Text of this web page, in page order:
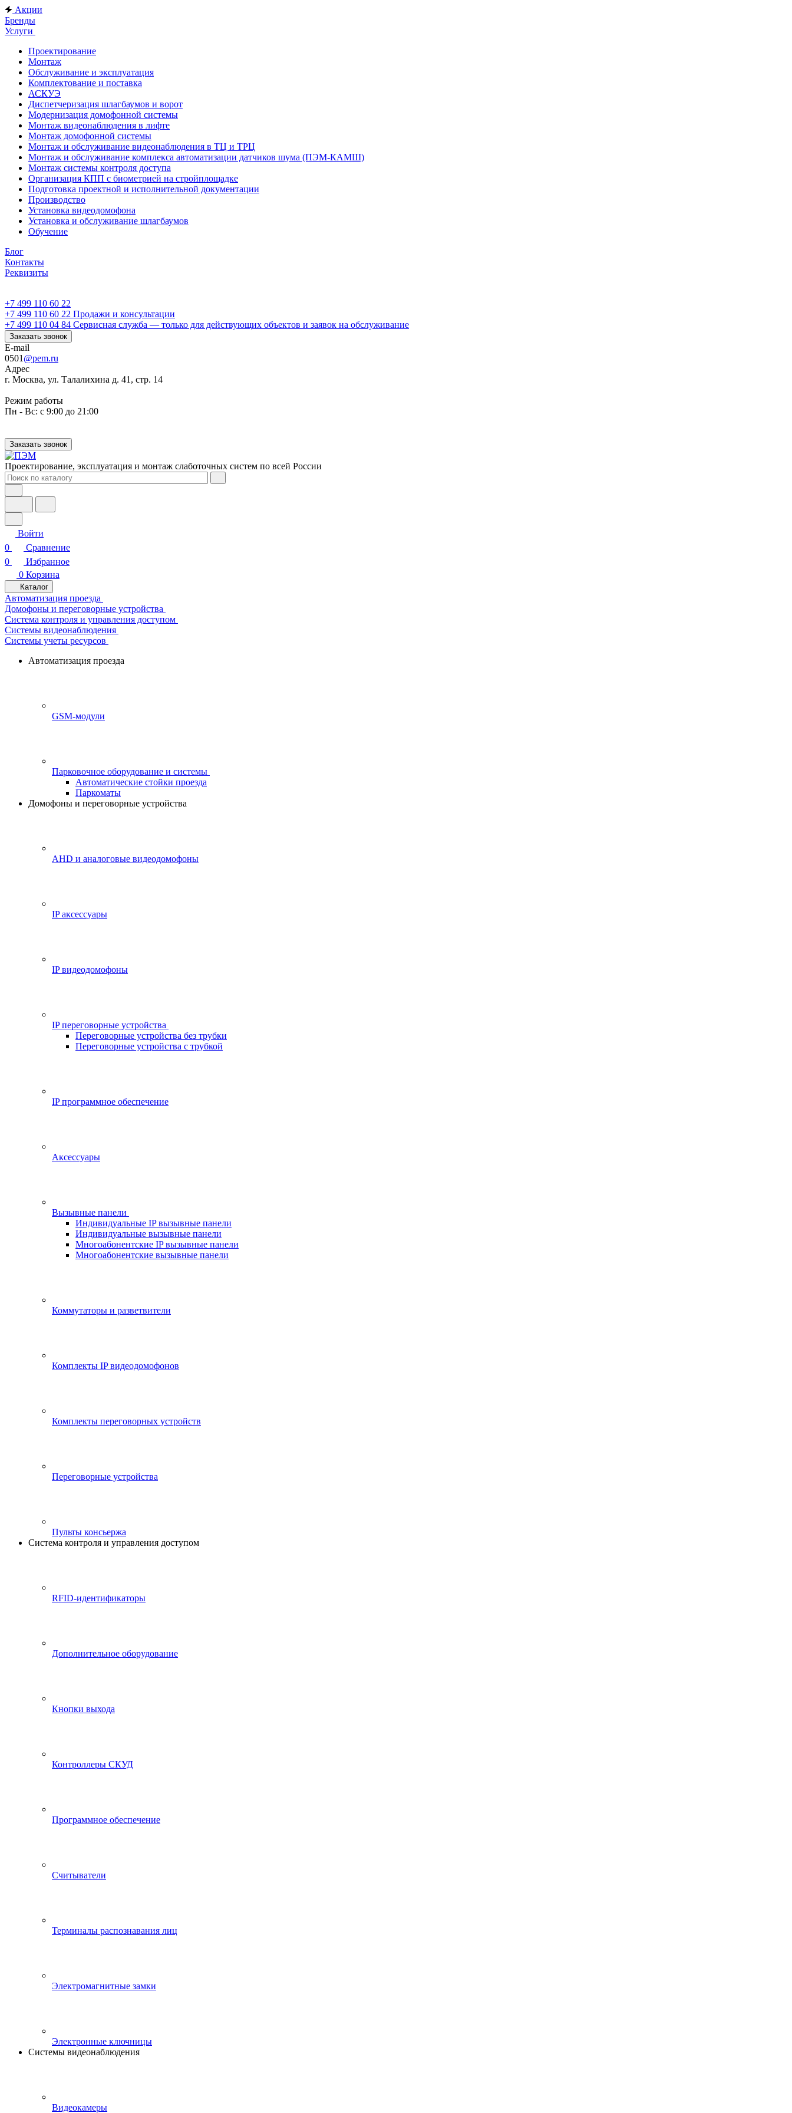
Акции
Бренды
Услуги
Проектирование
Монтаж
Обслуживание и эксплуатация
Комплектование и поставка
АСКУЭ
Диспетчеризация шлагбаумов и ворот
Модернизация домофонной системы
Монтаж видеонаблюдения в лифте
Монтаж домофонной системы
Монтаж и обслуживание видеонаблюдения в ТЦ и ТРЦ
Монтаж и обслуживание комплекса автоматизации датчиков шума (ПЭМ-КАМШ)
Монтаж системы контроля доступа
Организация КПП с биометрией на стройплощадке
Подготовка проектной и исполнительной документации
Производство
Установка видеодомофона
Установка и обслуживание шлагбаумов
Обучение
Блог
Контакты
Реквизиты
+7 499 110 60 22
+7 499 110 60 22 Продажи и консультации
+7 499 110 04 84 Сервисная служба — только для действующих объектов и заявок на обслуживание
Заказать звонок
E-mail
0501 @pem.ru
Адрес
г. Москва, ул. Талалихина д. 41, стр. 14
Режим работы
Пн - Вс: с 9:00 до 21:00
Заказать звонок
Проектирование, эксплуатация и монтаж слаботочных систем по всей России
Войти
0
Сравнение
0
Избранное
0 Корзина
Каталог
Автоматизация проезда
Домофоны и переговорные устройства
Система контроля и управления доступом
Системы видеонаблюдения
Системы учеты ресурсов
Автоматизация проезда
GSM-модули
Парковочное оборудование и системы
Автоматические стойки проезда
Паркоматы
Домофоны и переговорные устройства
AHD и аналоговые видеодомофоны
IP аксессуары
IP видеодомофоны
IP переговорные устройства
Переговорные устройства без трубки
Переговорные устройства с трубкой
IP программное обеспечение
Аксессуары
Вызывные панели
Индивидуальные IP вызывные панели
Индивидуальные вызывные панели
Многоабонентские IP вызывные панели
Многоабонентские вызывные панели
Коммутаторы и разветвители
Комплекты IP видеодомофонов
Комплекты переговорных устройств
Переговорные устройства
Пульты консьержа
Система контроля и управления доступом
RFID-идентификаторы
Дополнительное оборудование
Кнопки выхода
Контроллеры СКУД
Программное обеспечение
Считыватели
Терминалы распознавания лиц
Электромагнитные замки
Электронные ключницы
Системы видеонаблюдения
Видеокамеры